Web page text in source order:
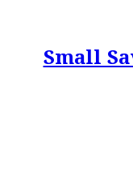
Small